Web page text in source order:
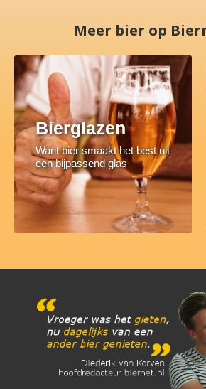
Meer bier op
Bierglazen
Want bier smaakt het best uit
een bijpassend glas